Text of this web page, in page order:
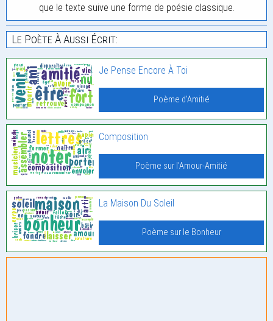
que le texte suive une forme de poésie classique.
Le Poète À Aussi Écrit:
Je Pense Encore À Toi
Poème d'Amitié
Composition
Poème sur l'Amour-Amitié
La Maison Du Soleil
Poème sur le Bonheur